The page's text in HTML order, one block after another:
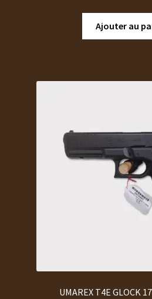
Ajouter au
UMAREX T4E GLOCK